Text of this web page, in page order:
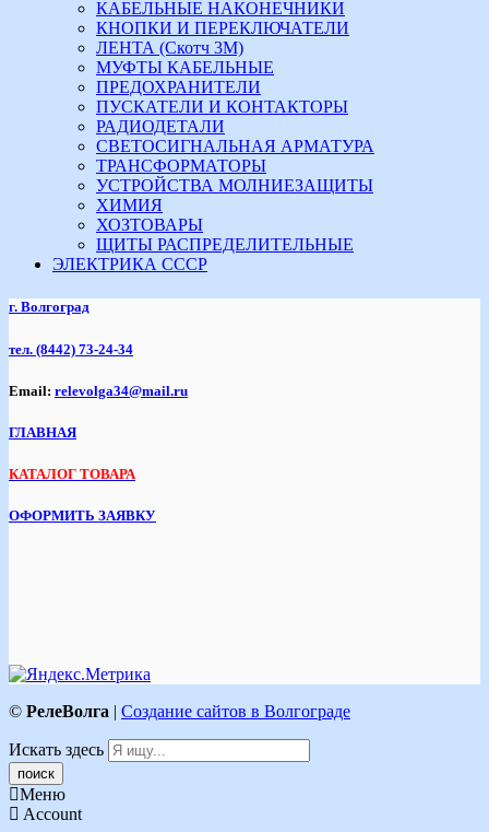
КАБЕЛЬНЫЕ НАКОНЕЧНИКИ
КНОПКИ И ПЕРЕКЛЮЧАТЕЛИ
ЛЕНТА (Скотч 3М)
МУФТЫ КАБЕЛЬНЫЕ
ПРЕДОХРАНИТЕЛИ
ПУСКАТЕЛИ И КОНТАКТОРЫ
РАДИОДЕТАЛИ
СВЕТОСИГНАЛЬНАЯ АРМАТУРА
ТРАНСФОРМАТОРЫ
УСТРОЙСТВА МОЛНИЕЗАЩИТЫ
ХИМИЯ
ХОЗТОВАРЫ
ЩИТЫ РАСПРЕДЕЛИТЕЛЬНЫЕ
ЭЛЕКТРИКА СССР
г. Волгоград
тел. (8442) 73-24-34
Email: relevolga34@mail.ru
ГЛАВНАЯ
КАТАЛОГ ТОВАРА
ОФОРМИТЬ ЗАЯВКУ
© РелеВолга | Создание сайтов в Волгограде
Искать здесь
Меню
Account